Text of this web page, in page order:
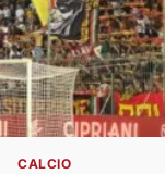
CALCIO